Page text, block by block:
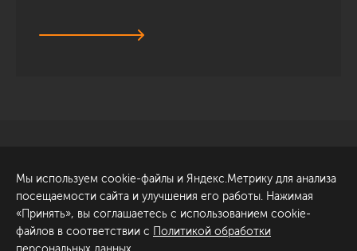
Обсудить проект
ул. Академика Павлова, 6
к1
+7 (812) 200-95-55
Мы используем cookie-файлы и Яндекс.Метрику для анализа
посещаемости сайта и улучшения его работы. Нажимая
«Принять», вы соглашаетесь с использованием cookie-
файлов в соответствии с Политикой обработки